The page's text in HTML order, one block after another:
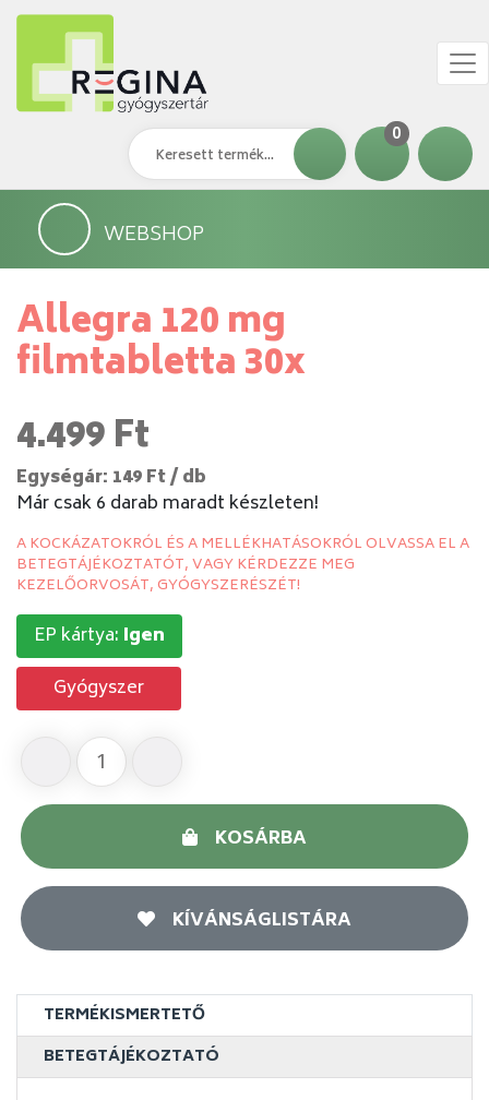
0
WEBSHOP
Allegra 120 mg
filmtabletta 30x
4.499 Ft
Egységár: 149 Ft / db
Már csak 6 darab maradt készleten!
A KOCKÁZATOKRÓL ÉS A MELLÉKHATÁSOKRÓL OLVASSA EL A
BETEGTÁJÉKOZTATÓT, VAGY KÉRDEZZE MEG
KEZELŐORVOSÁT, GYÓGYSZERÉSZÉT!
EP kártya: Igen
Gyógyszer
KOSÁRBA
KÍVÁNSÁGLISTÁRA
TERMÉKISMERTETŐ
BETEGTÁJÉKOZTATÓ